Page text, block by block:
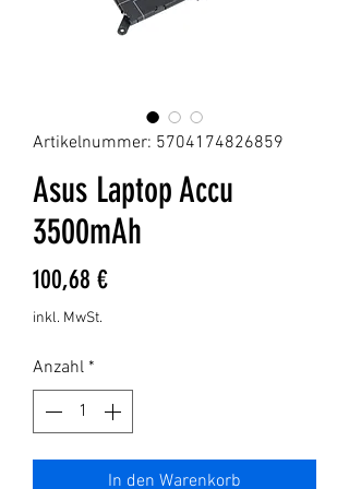
Artikelnummer: 5704174826859
Asus Laptop Accu
3500mAh
100,68 €Preis
inkl. MwSt.
Anzahl *
In den Warenkorb